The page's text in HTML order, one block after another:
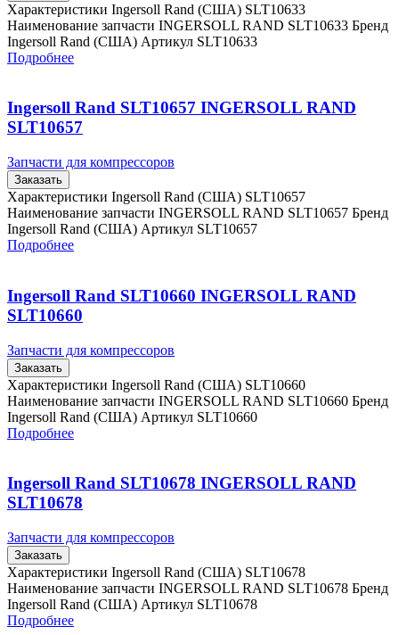
Характеристики Ingersoll Rand (США) SLT10633
Наименование запчасти INGERSOLL RAND SLT10633 Бренд
Ingersoll Rand (США) Артикул SLT10633
Подробнее
Ingersoll Rand SLT10657 INGERSOLL RAND
SLT10657
Запчасти для компрессоров
Заказать
Характеристики Ingersoll Rand (США) SLT10657
Наименование запчасти INGERSOLL RAND SLT10657 Бренд
Ingersoll Rand (США) Артикул SLT10657
Подробнее
Ingersoll Rand SLT10660 INGERSOLL RAND
SLT10660
Запчасти для компрессоров
Заказать
Характеристики Ingersoll Rand (США) SLT10660
Наименование запчасти INGERSOLL RAND SLT10660 Бренд
Ingersoll Rand (США) Артикул SLT10660
Подробнее
Ingersoll Rand SLT10678 INGERSOLL RAND
SLT10678
Запчасти для компрессоров
Заказать
Характеристики Ingersoll Rand (США) SLT10678
Наименование запчасти INGERSOLL RAND SLT10678 Бренд
Ingersoll Rand (США) Артикул SLT10678
Подробнее